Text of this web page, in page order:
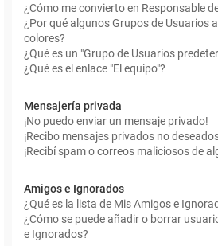
¿Cómo me convierto en Responsable
¿Por qué algunos Grupos de Usuarios
colores?
¿Qué es un "Grupo de Usuarios
¿Qué es el enlace "El equipo"?
Mensajería privada
¡No puedo enviar un mensaje privado!
¡Recibo mensajes privados no
¡Recibí spam o correos maliciosos de
Amigos e Ignorados
¿Qué es la lista de Mis Amigos e
¿Cómo se puede añadir o borrar
e Ignorados?